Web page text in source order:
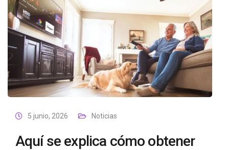
5 junio, 2026 Noticias
Aquí se explica cómo obtener